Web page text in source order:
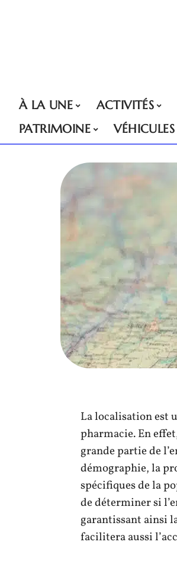
À LA UNE ACTIVITÉS
PATRIMOINE
VÉHICULES
La localisation est
pharmacie. En
grande partie de
démographie, la
spécifiques de la
de déterminer si
garantissant ainsi
facilitera aussi